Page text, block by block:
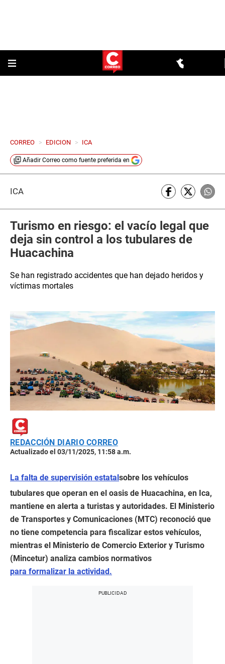
CORREO > EDICION > ICA
Añadir Correo como fuente preferida en
ICA
Turismo en riesgo: el vacío legal que
deja sin control a los tubulares de
Huacachina
Se han registrado accidentes que han dejado heridos y
víctimas mortales
REDACCIÓN DIARIO CORREO
Actualizado el 03/11/2025, 11:58 a.m.
La falta de supervisión estatalsobre los vehículos
tubulares que operan en el oasis de Huacachina, en Ica,
mantiene en alerta a turistas y autoridades. El Ministerio
de Transportes y Comunicaciones (MTC) reconoció que
no tiene competencia para fiscalizar estos vehículos,
mientras el Ministerio de Comercio Exterior y Turismo
(Mincetur) analiza cambios normativos
para formalizar la actividad.